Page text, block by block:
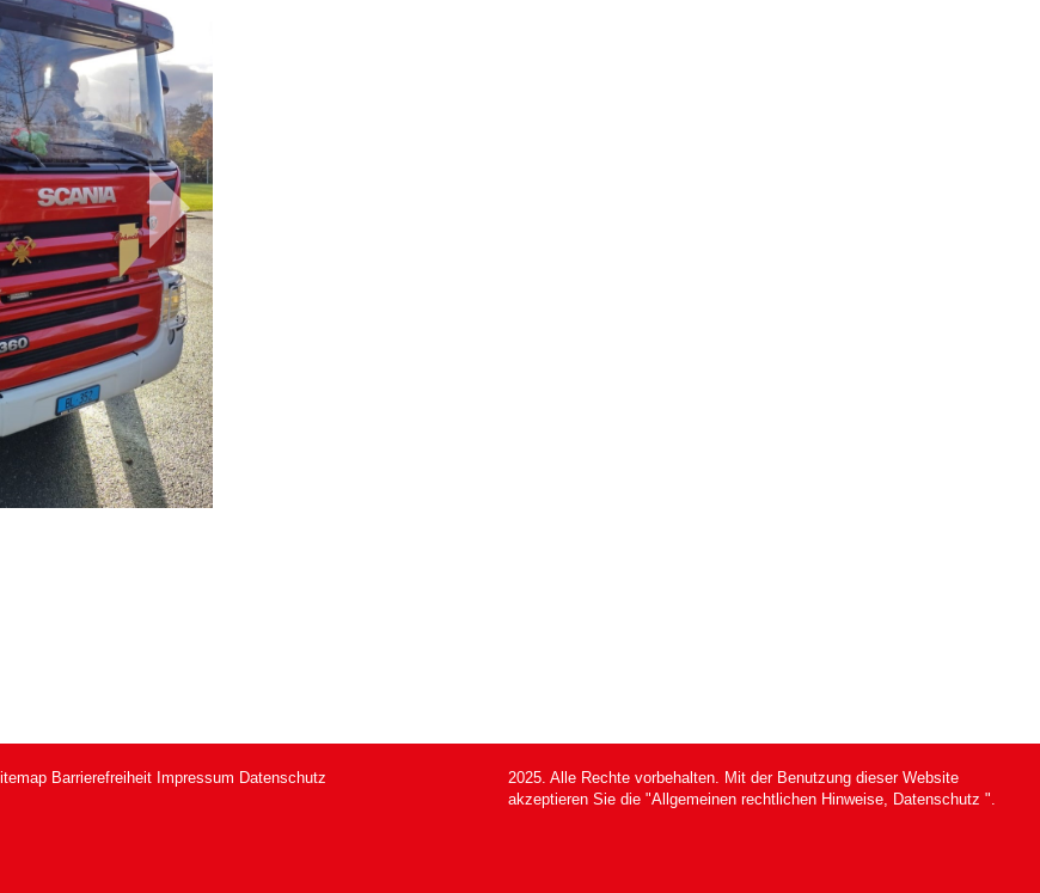
Barrierefreiheit Impressum Datenschutz
2025. Alle Rechte vorbehalten. Mit der Benutzung dieser Website
akzeptieren Sie die "Allgemeinen rechtlichen Hinweise, Datenschutz ".